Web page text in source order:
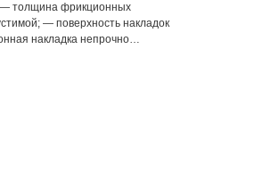
— толщина фрикционных
— поверхность накладок
накладка непрочно…